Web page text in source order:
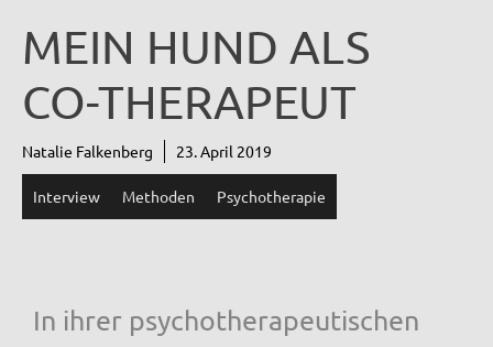
MEIN HUND ALS
CO-THERAPEUT
Natalie Falkenberg 23. April 2019
Interview Methoden Psychotherapie
In ihrer psychotherapeutischen